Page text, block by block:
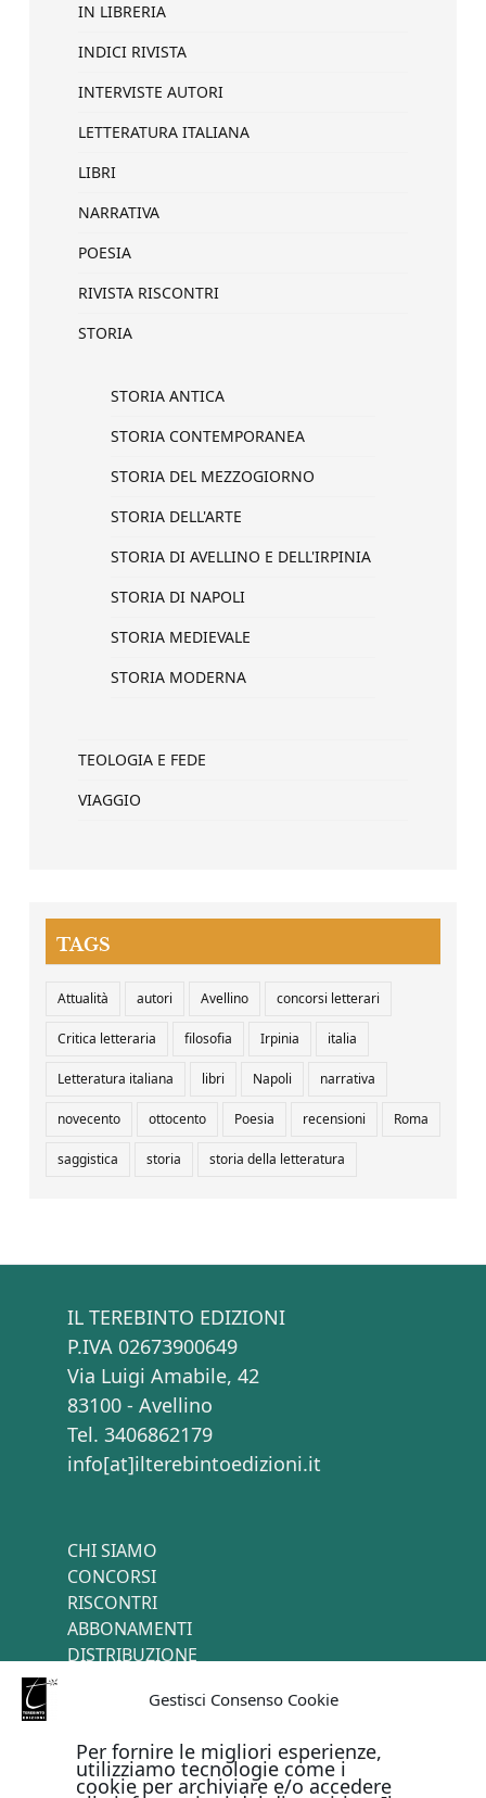
Gestisci Consenso Cookie
Per fornire le migliori esperienze,
utilizziamo tecnologie come i
cookie per archiviare e/o accedere
IN LIBRERIA
INDICI RIVISTA
INTERVISTE AUTORI
LETTERATURA ITALIANA
LIBRI
NARRATIVA
POESIA
RIVISTA RISCONTRI
STORIA
STORIA ANTICA
STORIA CONTEMPORANEA
STORIA DEL MEZZOGIORNO
STORIA DELL'ARTE
STORIA DI AVELLINO E DELL'IRPINIA
STORIA DI NAPOLI
STORIA MEDIEVALE
STORIA MODERNA
TEOLOGIA E FEDE
VIAGGIO
TAGS
Attualità autori Avellino concorsi letterari
Critica letteraria filosofia Irpinia italia
Letteratura italiana libri Napoli narrativa
novecento ottocento Poesia recensioni Roma
saggistica storia storia della letteratura
IL TEREBINTO EDIZIONI
P.IVA 02673900649
Via Luigi Amabile, 42
83100 - Avellino
Tel. 3406862179
info[at]ilterebintoedizioni.it
CHI SIAMO
CONCORSI
RISCONTRI
ABBONAMENTI
DISTRIBUZIONE
PAGAMENTI ONLINE CON